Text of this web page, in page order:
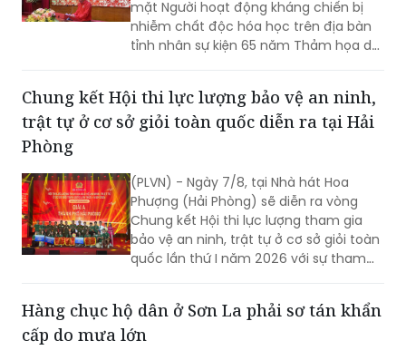
mặt Người hoạt động kháng chiến bị
nhiễm chất độc hóa học trên địa bàn
tỉnh nhân sự kiện 65 năm Thảm họa da
trào “Vì nạn nhân chất độc da cam”.
Chung kết Hội thi lực lượng bảo vệ an ninh,
trật tự ở cơ sở giỏi toàn quốc diễn ra tại Hải
Phòng
(PLVN) - Ngày 7/8, tại Nhà hát Hoa
Phượng (Hải Phòng) sẽ diễn ra vòng
Chung kết Hội thi lực lượng tham gia
bảo vệ an ninh, trật tự ở cơ sở giỏi toàn
quốc lần thứ I năm 2026 với sự tham
Hàng chục hộ dân ở Sơn La phải sơ tán khẩn
cấp do mưa lớn